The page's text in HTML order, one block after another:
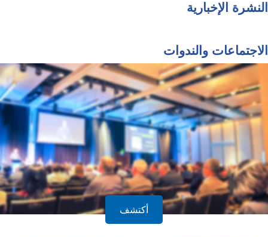
النشرة الإخبارية
الاجتماعات والندوات
أكتشف